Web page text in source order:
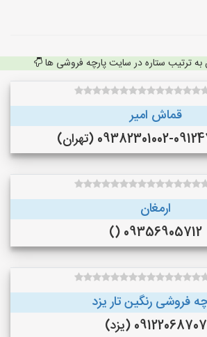
به ترتیب ستاره در سایت پارچه فروشی ها
قماش امیر
09124777547 (تهران)
ارمغان
09356905712 ()
فروشی رنگین تار یزد
09122068707 (یزد)